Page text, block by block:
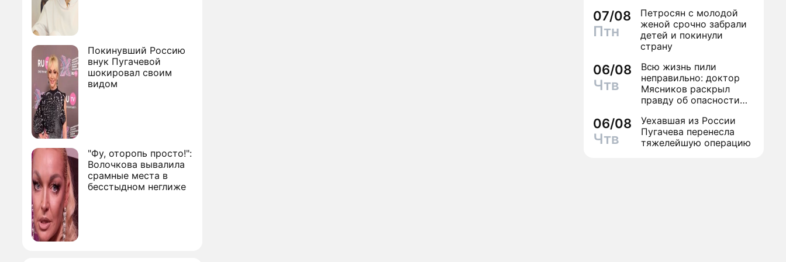
Покинувший Россию
внук Пугачевой
шокировал своим
видом
"Фу, оторопь просто!":
Волочкова вывалила
срамные места в
бесстыдном неглиже
07/08
Птн
Петросян с молодой
женой срочно забрали
детей и покинули
страну
06/08
Чтв
Всю жизнь пили
неправильно: доктор
Мясников раскрыл
правду об опасности
06/08
Чтв
Уехавшая из России
Пугачева перенесла
тяжелейшую операцию